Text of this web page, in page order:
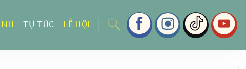
TỰ TÚC LỄ HỘI